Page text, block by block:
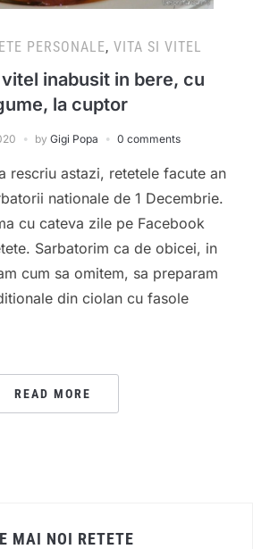
PERSONALE, VITA SI VITEL
inabusit in bere, cu
la cuptor
by Gigi Popa 0 comments
rescriu astazi, retetele facute an
nationale de 1 Decembrie.
cu cateva zile pe Facebook
Sarbatorim ca de obicei, in
cum sa omitem, sa preparam
din ciolan cu fasole
READ MORE
MAI NOI RETETE